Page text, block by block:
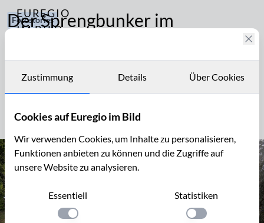
EUREGIO
IM BILD
Archiv
Kontakt
Fotostories
Geschichte
Der Sprengbunker im
Westwalls, nach dem Krieg benutzte man ihn noch
heutige Name Sprengbunker.
Zustimmung Details Über Cookies
Cookies auf Euregio im Bild
Wir verwenden Cookies, um Inhalte zu personalisieren,
Funktionen anbieten zu können und die Zugriffe auf
unsere Website zu analysieren.
Essentiell
Einstellung anwenden
Statistiken
Einstellung